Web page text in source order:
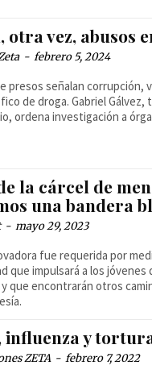
otra vez, abusos
- febrero 5, 2024
presos señalan corrupción,
de droga. Gabriel Gálvez,
ordena investigación a
la cárcel de
una bandera
- mayo 29, 2023
fue requerida por
que impulsará a los
que encontrarán otros
influenza y
ZETA - febrero 7, 2022